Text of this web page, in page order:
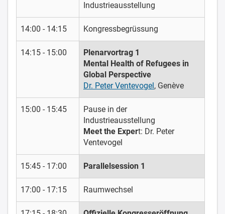
Industrieausstellung
14:00 - 14:15 Kongressbegrüssung
14:15 - 15:00
Plenarvortrag 1
Mental Health of Refugees in
Global Perspective
Dr. Peter Ventevogel, Genève
15:00 - 15:45
Pause in der
Industrieausstellung
Meet the Expert: Dr. Peter
Ventevogel
15:45 - 17:00 Parallelsession 1
17:00 - 17:15 Raumwechsel